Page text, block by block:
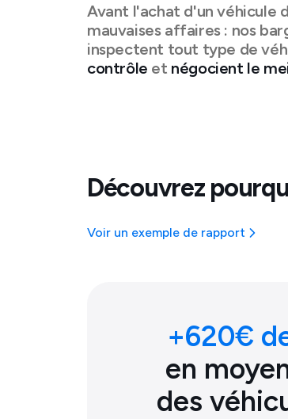
Avant l'achat d'un véhicule
mauvaises affaires : nos
inspectent tout type de
contrôle et négocient le
Découvrez
Voir un exemple de rapport
+620€
en
des